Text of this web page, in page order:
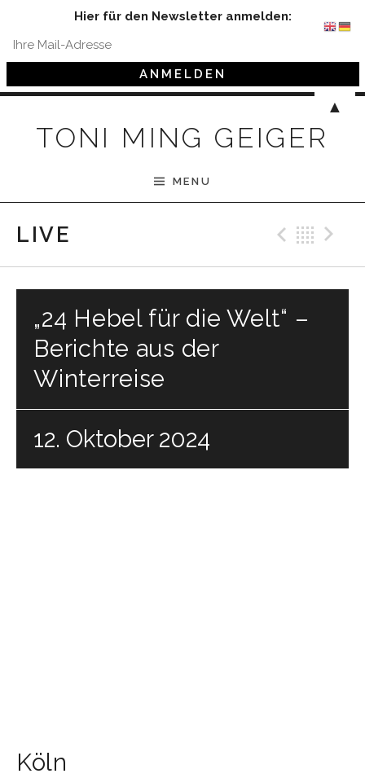
TONI MING GEIGER
MENU
LIVE
„24 Hebel für die Welt“ –
Berichte aus der
Winterreise
12. Oktober 2024
Köln
Hier für den Newsletter anmelden:
▲